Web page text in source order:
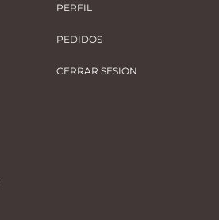
PERFIL
PEDIDOS
CERRAR SESION